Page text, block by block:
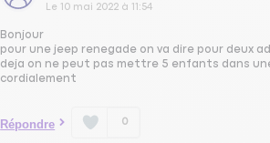
Le 10 mai 2022 à 11:54
Bonjour
pour une jeep renegade on va dire pour deux
deja on ne peut pas mettre 5 enfants dans
cordialement
Répondre 0